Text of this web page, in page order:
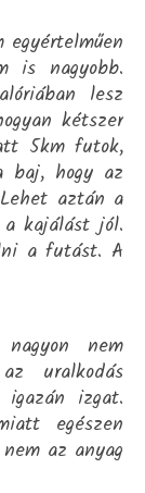
is nagyobb.
lesz
kétszer
5km futok,
baj, hogy az
aztán a
kajálást jól.
a futást. A
nem
uralkodás
izgat.
egészen
az anyag